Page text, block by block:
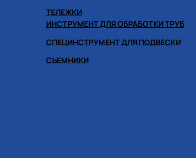
ТЕЛЕЖКИ
ИНСТРУМЕНТ ДЛЯ ОБРАБОТКИ ТРУБ
СПЕЦИНСТРУМЕНТ ДЛЯ ПОДВЕСКИ
СЪЕМНИКИ